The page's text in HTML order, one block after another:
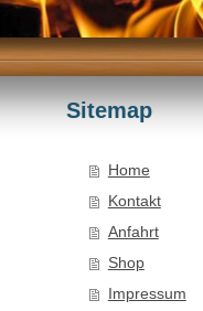
Sitemap
Home
Kontakt
Anfahrt
Shop
Impressum